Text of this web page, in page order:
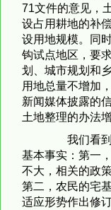
71文件的意见，
设占用耕地的补
设用地规模。同
钩试点地区，要
划、城市规划和
用地总量不增加
新闻媒体披露的
土地整理的办法
我们看到
基本事实：第一
不大，相关的政
第二，农民的宅
适应形势作出修